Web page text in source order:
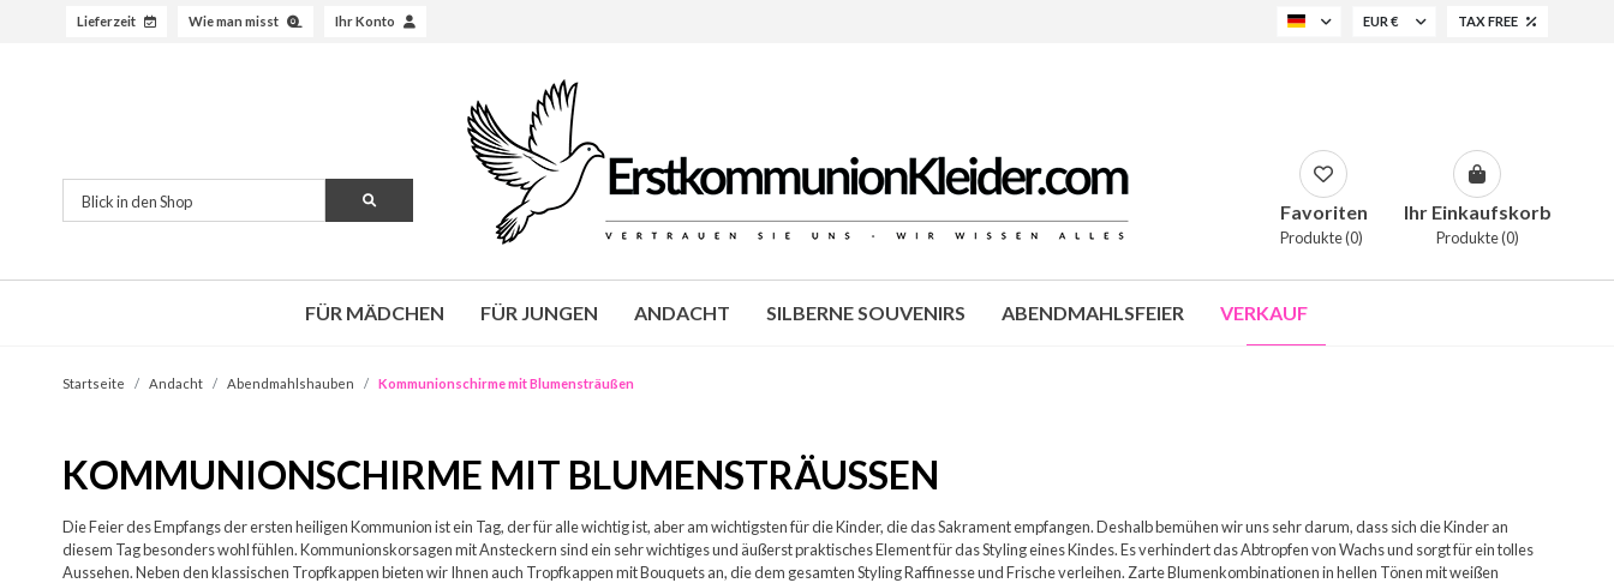
Lieferzeit Wie man misst Ihr Konto EUR € TAX FREE
Favoriten
Produkte (0)
Ihr Einkaufskorb
Produkte (0)
FÜR MÄDCHEN FÜR JUNGEN ANDACHT SILBERNE SOUVENIRS ABENDMAHLSFEIER VERKAUF
Startseite Andacht Abendmahlshauben Kommunionschirme mit Blumensträußen
KOMMUNIONSCHIRME MIT BLUMENSTRÄUSSEN
Die Feier des Empfangs der ersten heiligen Kommunion ist ein Tag, der für alle wichtig ist, aber am wichtigsten für die Kinder, die das Sakrament empfangen. Deshalb bemühen wir uns sehr darum, dass sich die Kinder an
diesem Tag besonders wohl fühlen. Kommunionskorsagen mit Ansteckern sind ein sehr wichtiges und äußerst praktisches Element für das Styling eines Kindes. Es verhindert das Abtropfen von Wachs und sorgt für ein tolles
Aussehen. Neben den klassischen Tropfkappen bieten wir Ihnen auch Tropfkappen mit Bouquets an, die dem gesamten Styling Raffinesse und Frische verleihen. Zarte Blumenkombinationen in hellen Tönen mit weißen